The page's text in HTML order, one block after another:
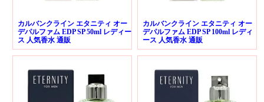
カルバンクライン エタニティ オー
デパルファム EDP SP 50ml レディー
ス 人気香水 通販
カルバンクライン エタニティ オー
デパルファム EDP SP 100ml レディ
ース 人気香水 通販